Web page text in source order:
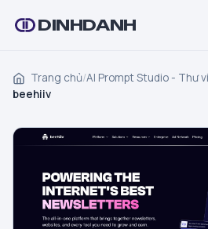
DINHDANH
Trang chủ/AI Prompt Studio - Thư
beehiiv